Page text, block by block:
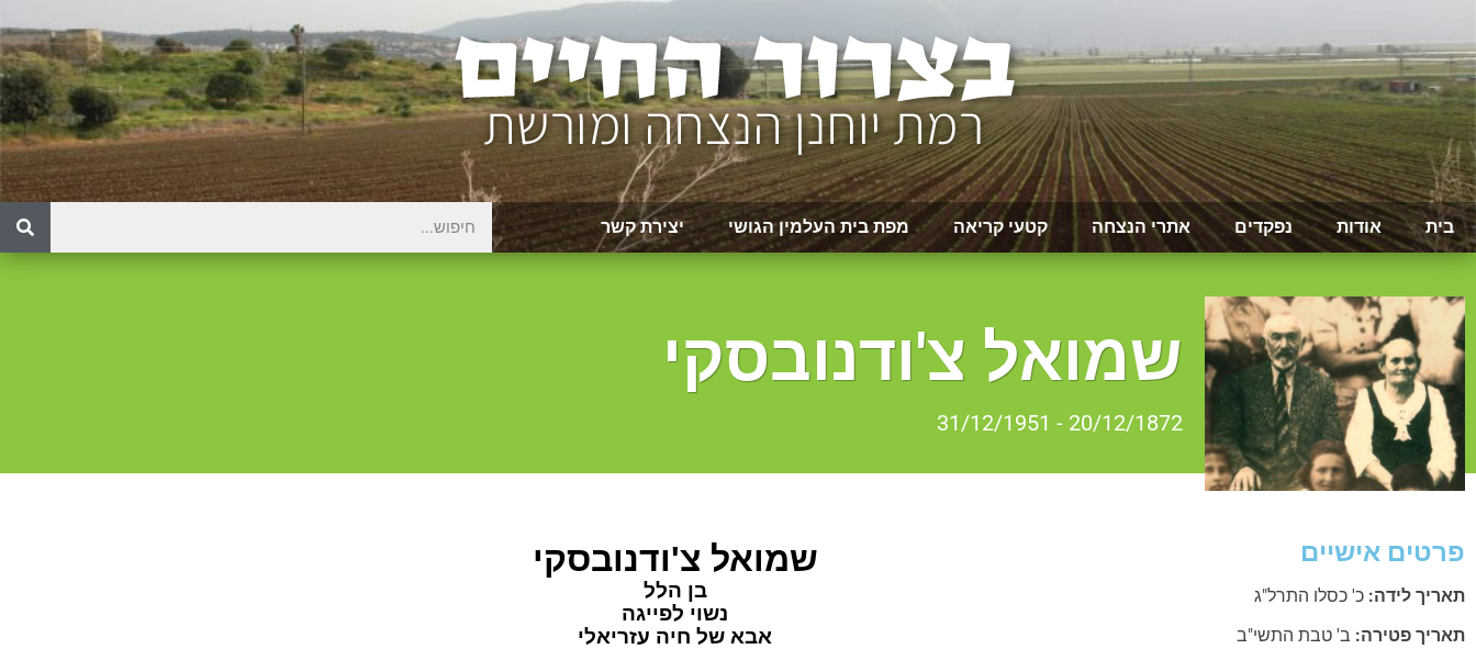
בית אודות נפקדים אתרי הנצחה קטעי קריאה מפת בית העלמין הגושי יצירת קשר
שמואל צ'ודנובסקי
20/12/1872 - 31/12/1951
פרטים אישיים
תאריך לידה: כ' כסלו התרל"ג
תאריך פטירה: ב' טבת התשי"ב
שמואל צ'ודנובסקי
בן הלל
נשוי לפייגה
אבא של חיה עזריאלי